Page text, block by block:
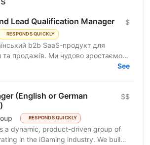
Lead Qualification Manager
RESPONDS QUICKLY
$
продукт для
та продажів. Ми чудово зростаємо в
такої ж динаміки на
See
(English or German
RESPONDS QUICKLY
$$
a dynamic, product-driven group of
in the iGaming industry. We build